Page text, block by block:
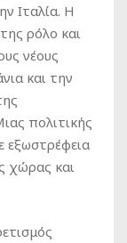
Ιταλία. Η
ρόλο και
νέους
και την
πολιτικής
εξωστρέφεια
χώρας και